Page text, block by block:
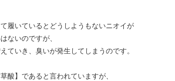
履いているとどうしようもないニオイが
ないのですが、
ていき、臭いが発生してしまうのです。
酸】であると言われていますが、